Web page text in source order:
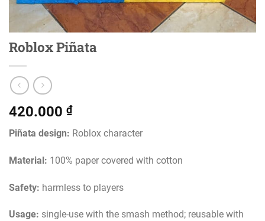
Roblox Piñata
420.000 ₫
Piñata design: Roblox character
Material: 100% paper covered with cotton
Safety: harmless to players
Usage: single-use with the smash method; reusable with